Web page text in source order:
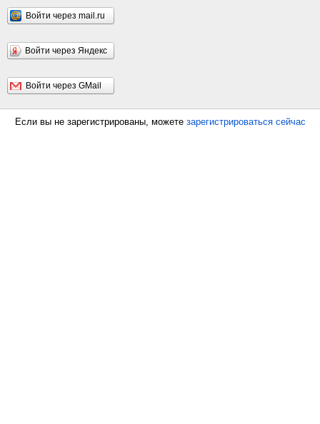
Войти через mail.ru
Войти через Яндекс
Войти через GMail
Если вы не зарегистрированы, можете зарегистрироваться сейчас